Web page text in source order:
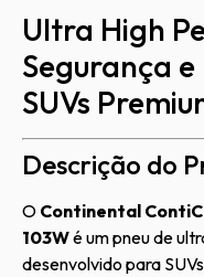
Ultra High
Segurança
SUVs
Descrição do
O Continental
103Wé um pneu de
desenvolvido para